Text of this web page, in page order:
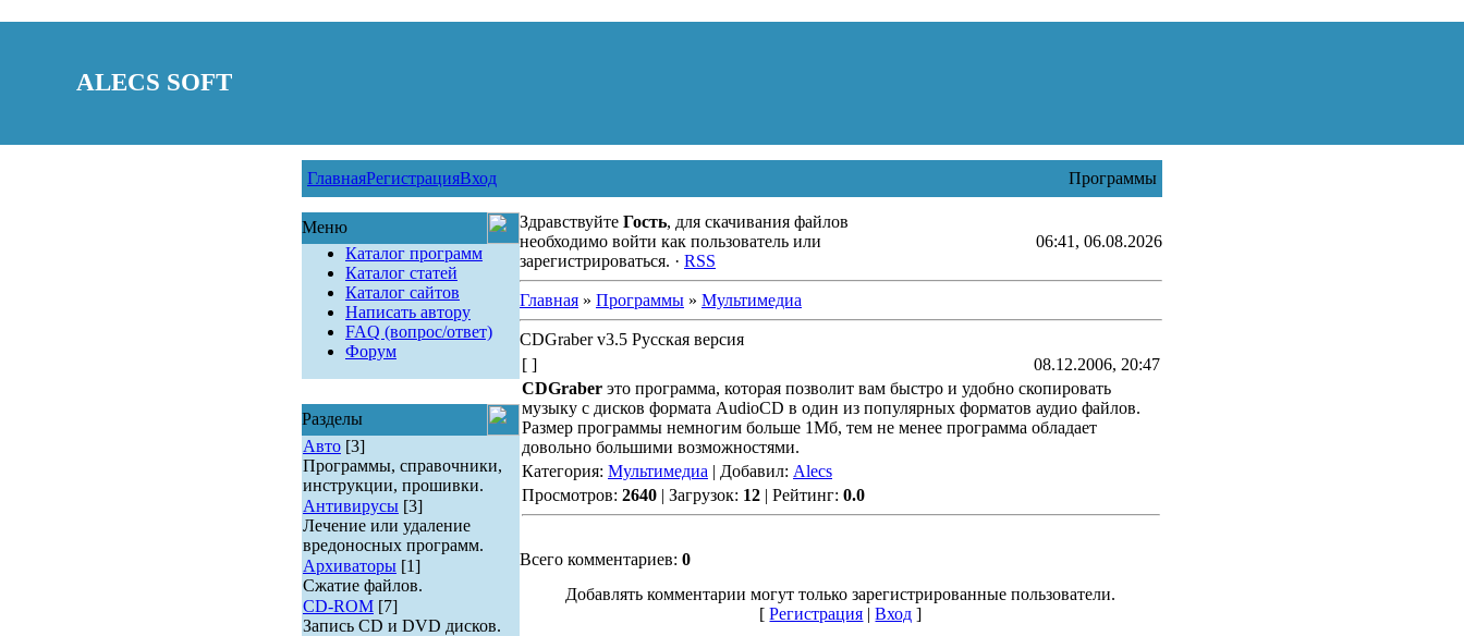
ALECS SOFT
ГлавнаяРегистрацияВход Программы
Меню
Каталог программ
Каталог статей
Каталог сайтов
Написать автору
FAQ (вопрос/ответ)
Форум
Разделы
Авто [3]
Программы, справочники,
инструкции, прошивки.
Антивирусы [3]
Лечение или удаление
вредоносных программ.
Архиваторы [1]
Сжатие файлов.
CD-ROM [7]
Запись CD и DVD дисков.
Здравствуйте Гость, для скачивания файлов
необходимо войти как пользователь или
зарегистрироваться. · RSS
06:41, 06.08.2026
Главная» Программы» Мультимедиа
CDGraber v3.5 Русская версия
[ ]
08.12.2006, 20:47
CDGraberэто программа, которая позволит вам быстро и удобно скопировать
музыку с дисков формата AudioCD в один из популярных форматов аудио файлов.
Размер программы немногим больше 1Мб, тем не менее программа обладает
довольно большими возможностями.
Категория: Мультимедиа | Добавил: Alecs
Просмотров: 2640| Загрузок: 12| Рейтинг: 0.0
Всего комментариев: 0
Добавлять комментарии могут только зарегистрированные пользователи.
[Регистрация |Вход ]